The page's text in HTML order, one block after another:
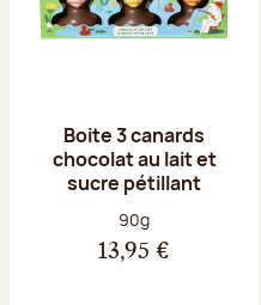
Boite 3 canards
chocolat au lait et
sucre pétillant
Poids net :
90g
13,95 €